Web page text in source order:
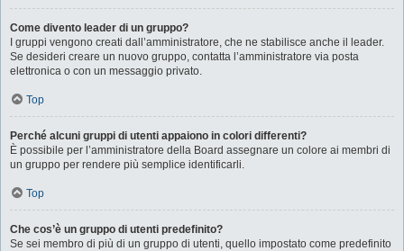
Come divento leader di un gruppo?
I gruppi vengono creati dall’amministratore, che ne stabilisce anche il leader.
Se desideri creare un nuovo gruppo, contatta l’amministratore via posta
elettronica o con un messaggio privato.
Top
Perché alcuni gruppi di utenti appaiono in colori differenti?
È possibile per l’amministratore della Board assegnare un colore ai membri di
un gruppo per rendere più semplice identificarli.
Top
Che cos’è un gruppo di utenti predefinito?
Se sei membro di più di un gruppo di utenti, quello impostato come predefinito